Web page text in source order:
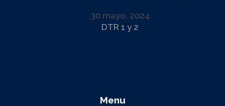
30 mayo, 2024
DTR 1 y 2
Menu